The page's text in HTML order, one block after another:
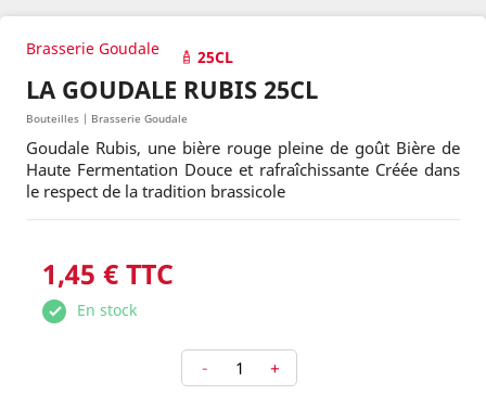
Brasserie Goudale 25CL
LA GOUDALE RUBIS 25CL
Bouteilles | Brasserie Goudale
Goudale Rubis, une bière rouge pleine de goût Bière de
Haute Fermentation Douce et rafraîchissante Créée dans
le respect de la tradition brassicole
1,45 € TTC
En stock
- +